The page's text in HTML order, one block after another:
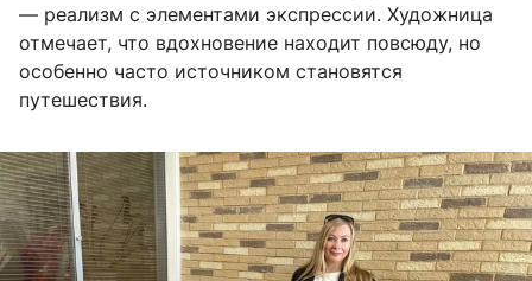
— реализм с элементами экспрессии. Художница
отмечает, что вдохновение находит повсюду, но
особенно часто источником становятся
путешествия.